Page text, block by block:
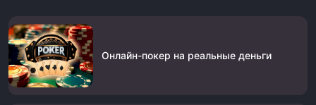
Онлайн-покер на реальные деньги